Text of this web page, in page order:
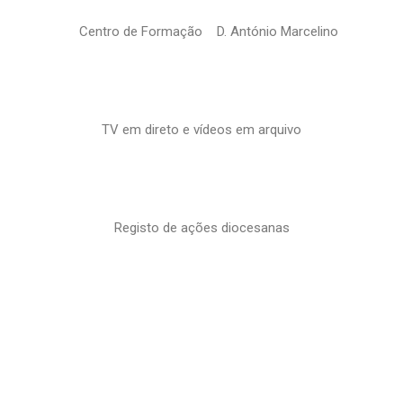
Centro de Formação D. António Marcelino
TV em direto e vídeos em arquivo
Registo de ações diocesanas